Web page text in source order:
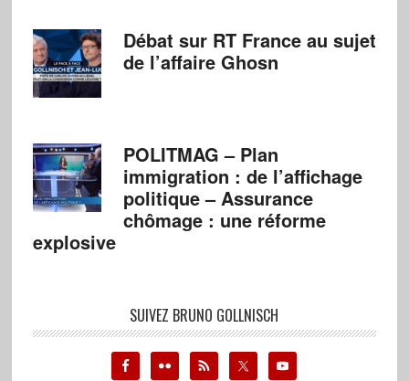
Débat sur RT France au sujet
de l’affaire Ghosn
POLITMAG – Plan
immigration : de l’affichage
politique – Assurance
chômage : une réforme
explosive
SUIVEZ BRUNO GOLLNISCH